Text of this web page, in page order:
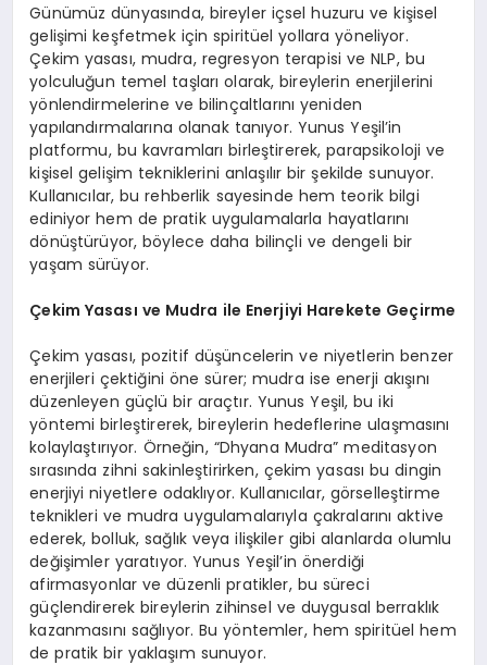
Günümüz dünyasında, bireyler içsel huzuru ve kişisel
gelişimi keşfetmek için spiritüel yollara yöneliyor.
Çekim yasası, mudra, regresyon terapisi ve NLP, bu
yolculuğun temel taşları olarak, bireylerin enerjilerini
yönlendirmelerine ve bilinçaltlarını yeniden
yapılandırmalarına olanak tanıyor. Yunus Yeşil’in
platformu, bu kavramları birleştirerek, parapsikoloji ve
kişisel gelişim tekniklerini anlaşılır bir şekilde sunuyor.
Kullanıcılar, bu rehberlik sayesinde hem teorik bilgi
ediniyor hem de pratik uygulamalarla hayatlarını
dönüştürüyor, böylece daha bilinçli ve dengeli bir
yaşam sürüyor.
Çekim Yasası ve Mudra ile Enerjiyi Harekete Geçirme
Çekim yasası, pozitif düşüncelerin ve niyetlerin benzer
enerjileri çektiğini öne sürer; mudra ise enerji akışını
düzenleyen güçlü bir araçtır. Yunus Yeşil, bu iki
yöntemi birleştirerek, bireylerin hedeflerine ulaşmasını
kolaylaştırıyor. Örneğin, “Dhyana Mudra” meditasyon
sırasında zihni sakinleştirirken, çekim yasası bu dingin
enerjiyi niyetlere odaklıyor. Kullanıcılar, görselleştirme
teknikleri ve mudra uygulamalarıyla çakralarını aktive
ederek, bolluk, sağlık veya ilişkiler gibi alanlarda olumlu
değişimler yaratıyor. Yunus Yeşil’in önerdiği
afirmasyonlar ve düzenli pratikler, bu süreci
güçlendirerek bireylerin zihinsel ve duygusal berraklık
kazanmasını sağlıyor. Bu yöntemler, hem spiritüel hem
de pratik bir yaklaşım sunuyor.